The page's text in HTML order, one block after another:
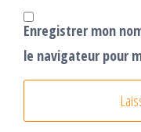
Enregistrer mon
le navigateur pour